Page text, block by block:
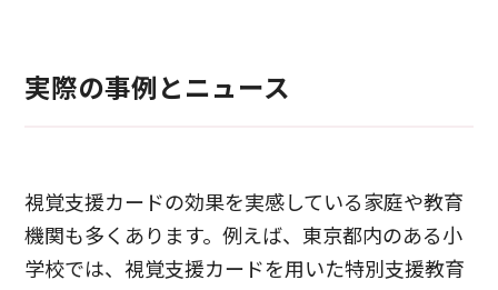
実際の事例とニュース
視覚支援カードの効果を実感している家庭や教育
機関も多くあります。例えば、東京都内のある小
学校では、視覚支援カードを用いた特別支援教育